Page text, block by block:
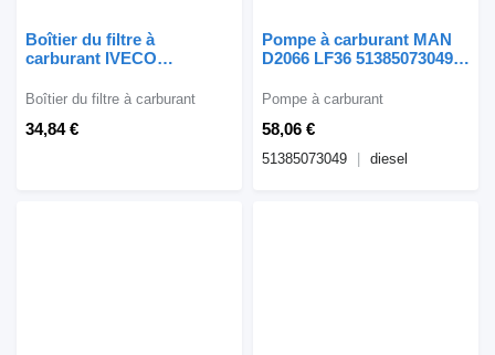
Boîtier du filtre à
carburant IVECO
routier IVECO STRALIS
34,84 €
Boîtier du filtre à carburant
Pompe à carburant MAN
D2066 LF36 51385073049
TGX TGA
58,06 €
Pompe à carburant
51385073049 diesel